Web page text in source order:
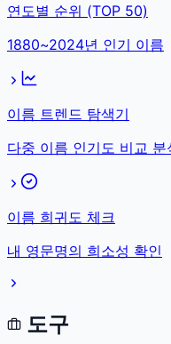
연도별 순위 (TOP 50)
1880~2024년 인기 이름
이름 트렌드 탐색기
다중 이름 인기도 비교 분
이름 희귀도 체크
내 영문명의 희소성 확인
도구